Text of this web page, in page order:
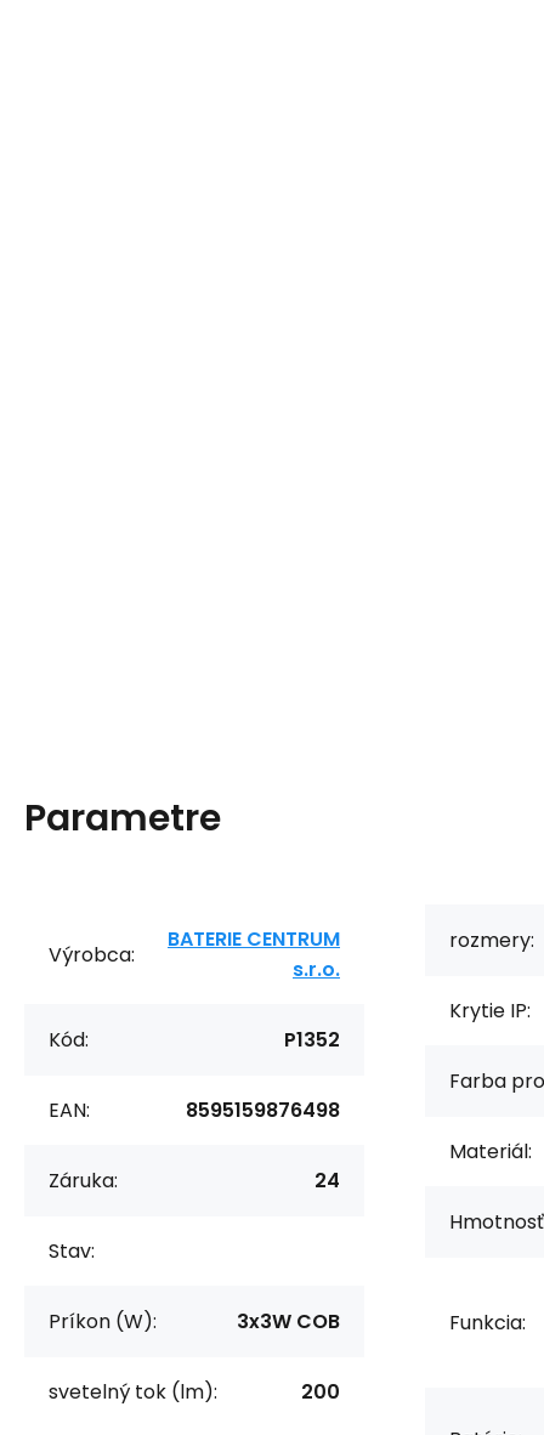
Parametre
Výrobca:
BATERIE CENTRUM
s.r.o.
Kód: P1352
EAN: 8595159876498
Záruka: 24
Stav:
Príkon (W): 3x3W COB
svetelný tok (lm): 200
rozmery:
Krytie IP:
Farba
Materiál:
Funkcia: